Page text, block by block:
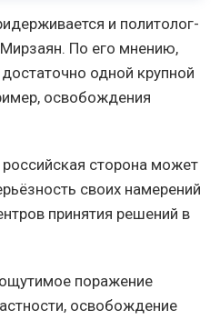
и политолог-
По его мнению,
одной крупной
освобождения
российская сторона может
своих намерений
принятия решений в
поражение
освобождение